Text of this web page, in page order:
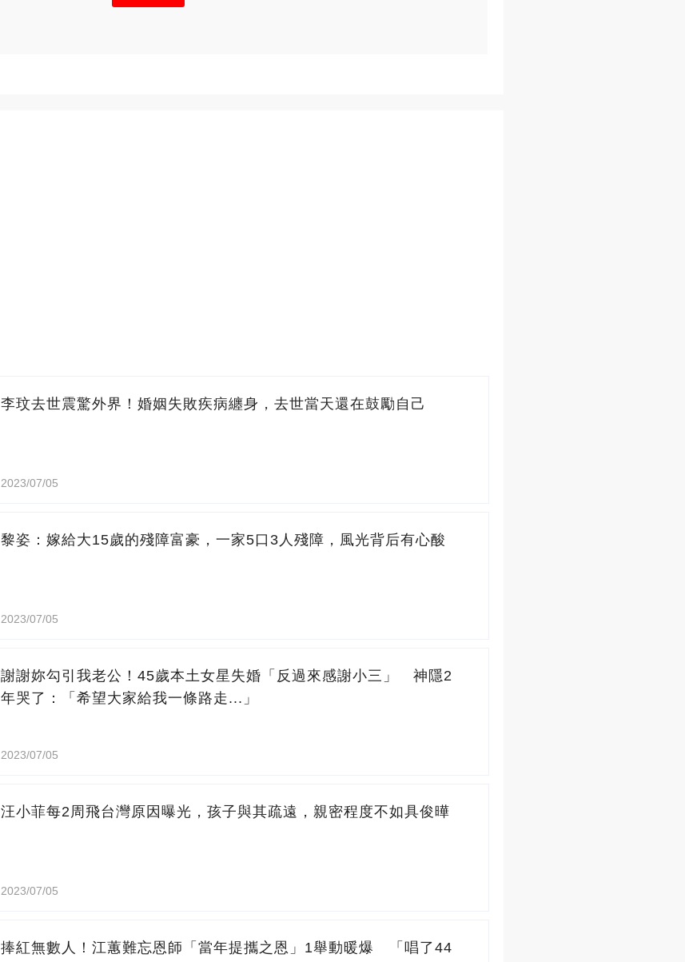
李玟去世震驚外界！婚姻失敗疾病纏身，去世當天還在鼓勵自己
2023/07/05
黎姿：嫁給大15歲的殘障富豪，一家5口3人殘障，風光背后有心酸
2023/07/05
謝謝妳勾引我老公！45歲本土女星失婚「反過來感謝小三」 神隱2
年哭了：「希望大家給我一條路走...」
2023/07/05
汪小菲每2周飛台灣原因曝光，孩子與其疏遠，親密程度不如具俊曄
2023/07/05
捧紅無數人！江蕙難忘恩師「當年提攜之恩」1舉動暖爆 「唱了44